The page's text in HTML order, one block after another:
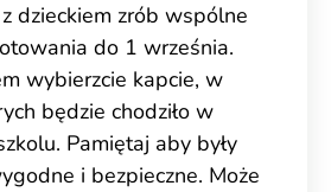
dzieckiem zrób wspólne
do 1 września.
wybierzcie kapcie, w
będzie chodziło w
Pamiętaj aby były
i bezpieczne. Może